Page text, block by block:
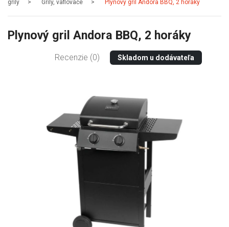
grily
Grily, vaflovače Plynový gril Andora BBQ, 2 horáky
Plynový gril Andora BBQ, 2 horáky
Recenzie (0) Skladom u dodávateľa